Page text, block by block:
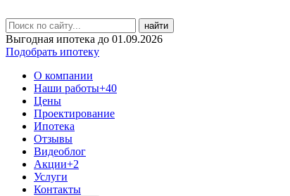
найти
Выгодная ипотека до 01.09.2026
Подобрать ипотеку
О компании
Наши работы+40
Цены
Проектирование
Ипотека
Отзывы
Видеоблог
Акции+2
Услуги
Контакты